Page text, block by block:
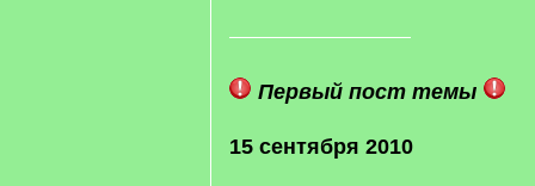
Первый пост темы
15 сентября 2010